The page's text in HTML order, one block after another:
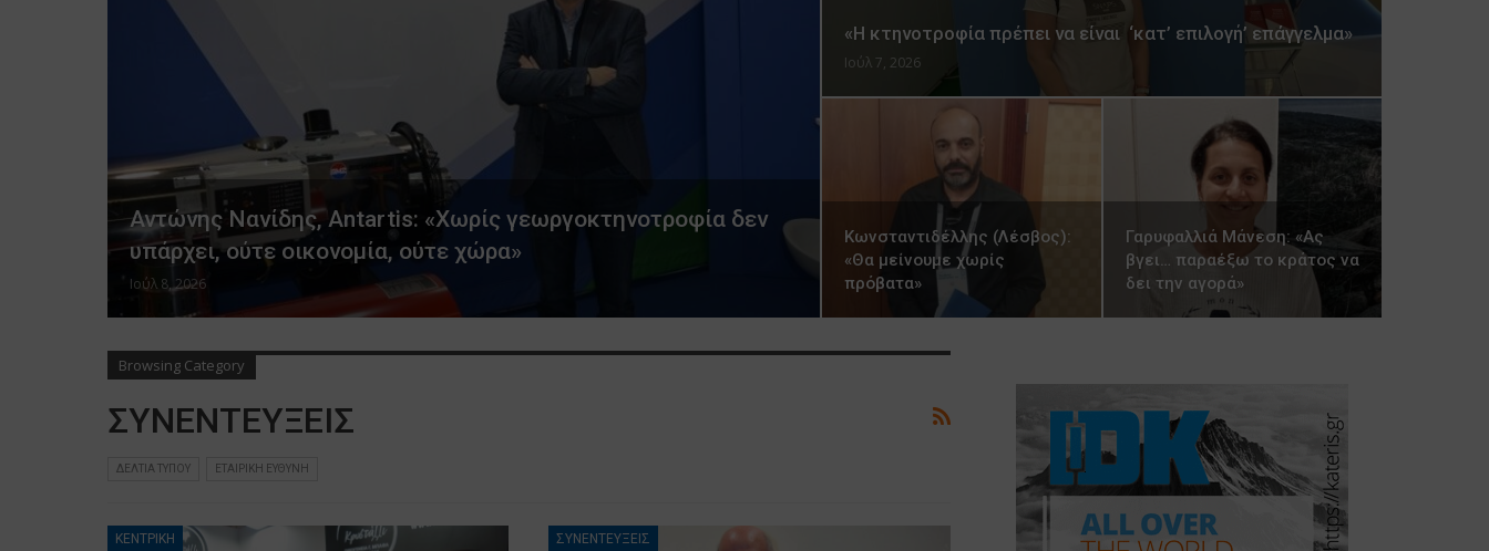
Αντώνης Νανίδης, Antartis: «Χωρίς γεωργοκτηνοτροφία δεν
υπάρχει, ούτε οικονομία, ούτε χώρα»
Ιούλ 8, 2026
«Η κτηνοτροφία πρέπει να είναι ‘κατ’ επιλογή’ επάγγελμα»
Ιούλ 7, 2026
Κωνσταντιδέλλης (Λέσβος):
«Θα μείνουμε χωρίς
πρόβατα»
Γαρυφαλλιά Μάνεση: «Ας
βγει… παραέξω το κράτος να
δει την αγορά»
Browsing Category
ΣΥΝΕΝΤΕΥΞΕΙΣ
ΔΕΛΤΙΑ ΤΥΠΟΥ ΕΤΑΙΡΙΚΗ ΕΥΘΥΝΗ
ΚΕΝΤΡΙΚΗ ΣΥΝΕΝΤΕΥΞΕΙΣ